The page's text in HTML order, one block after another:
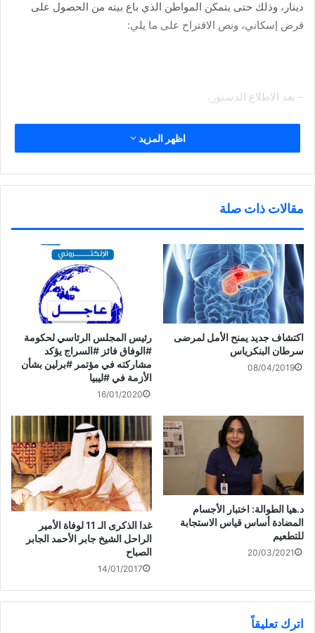
دينار، وذلك حتى يتمكن المواطن الذي باع بيته من الحصول على
قرض إسكاني، ونص الاقتراح على ما يلي:
– بعد الاطلاع الدستور،
والقوانين المعدلة له،
– وعلى القانون رقم (47) لسنة 1993 في شأن الرعاية السكنية
والقوانين المعدلة له،
وافق مجلس الأمة على القانون الاَتي نصه، وقد صدقنا عليه
وأصدرناه:
(المادة الأولى): يُستبدل بنص المادة (30) من القانون رقم (47)
” إذا كان رب الأسرة مالكاً لعقار تم استملاكه وتثمينه أو بيعه بمبلغ
يقل عن خمسمئة ألف دينار كويتي ” 500000 د.ك ” منح القرض
المنصوص عليه فى المادة (28) من هذا القانون بشرط ألا يزيد مبلغ
ألف دينار كويتي ” 570000 د.ك ” وفى تطبيق هذا الحكم يعتبر العقار
مملوكاً لرب الأسرة إذا كان قد اَل عن طريقه بأي وسيلة كانت
اظهر المزيد
مقالات ذات صلة
اكتشاف جديد يمنح الأمل لمرضى
سرطان البنكرياس
08/04/2019
رئيس المجلس الرئاسي لحكومة
#الوفاق فائز #السراج يؤكد
مشاركته في مؤتمر #برلين بشأن
الأزمة في #ليبيا
16/01/2020
د.هيا الطوالة: اختبار الأجسام
المضادة أساس قياس الاستجابة
للتطعيم
20/03/2021
غدا الذكرى الـ 11 لوفاة الأمير
الراحل الشيخ جابر الأحمد الجابر
الصباح
14/01/2017
اترك تعليقاً